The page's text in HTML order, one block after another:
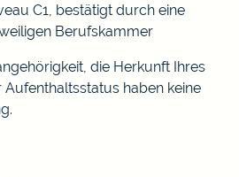
C1, bestätigt durch eine
Berufskammer
die Herkunft Ihres
haben keine